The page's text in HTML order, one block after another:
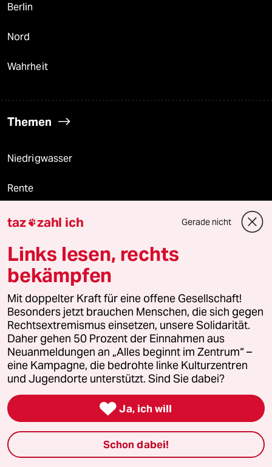
Berlin
Nord
Wahrheit
Themen
Niedrigwasser
Rente
Landtagswahl in Sachsen-Anhalt
Hybrider Krieg
Jemen
Ceuta
Hitze
Verlag
Aktuelles
Hausblog
taz zahl ich Gerade nicht
Links lesen, rechts
bekämpfen
Mit doppelter Kraft für eine offene Gesellschaft!
Besonders jetzt brauchen Menschen, die sich gegen
Rechtsextremismus einsetzen, unsere Solidarität.
Daher gehen 50 Prozent der Einnahmen aus
Neuanmeldungen an „Alles beginnt im Zentrum“ –
eine Kampagne, die bedrohte linke Kulturzentren
und Jugendorte unterstützt. Sind Sie dabei?
 Ja, ich will
Schon dabei!